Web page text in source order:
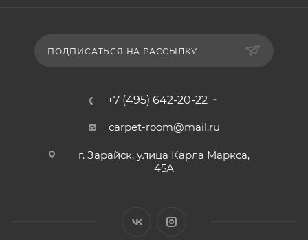
ПОДПИСАТЬСЯ НА РАССЫЛКУ
+7 (495) 642-20-22
carpet-room@mail.ru
г. Зарайск, улица Карла Маркса,
45А